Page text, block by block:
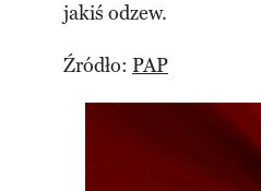
jakiś odzew.
Źródło: PAP